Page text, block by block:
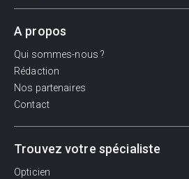
A propos
Qui sommes-nous ?
Rédaction
Nos partenaires
Contact
Trouvez votre spécialiste
Opticien